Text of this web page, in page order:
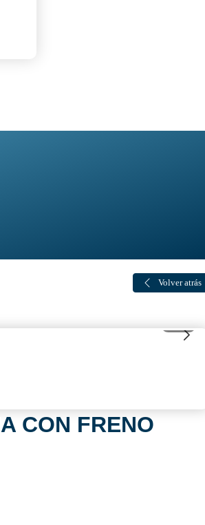
Volver atrás
CON FRENO